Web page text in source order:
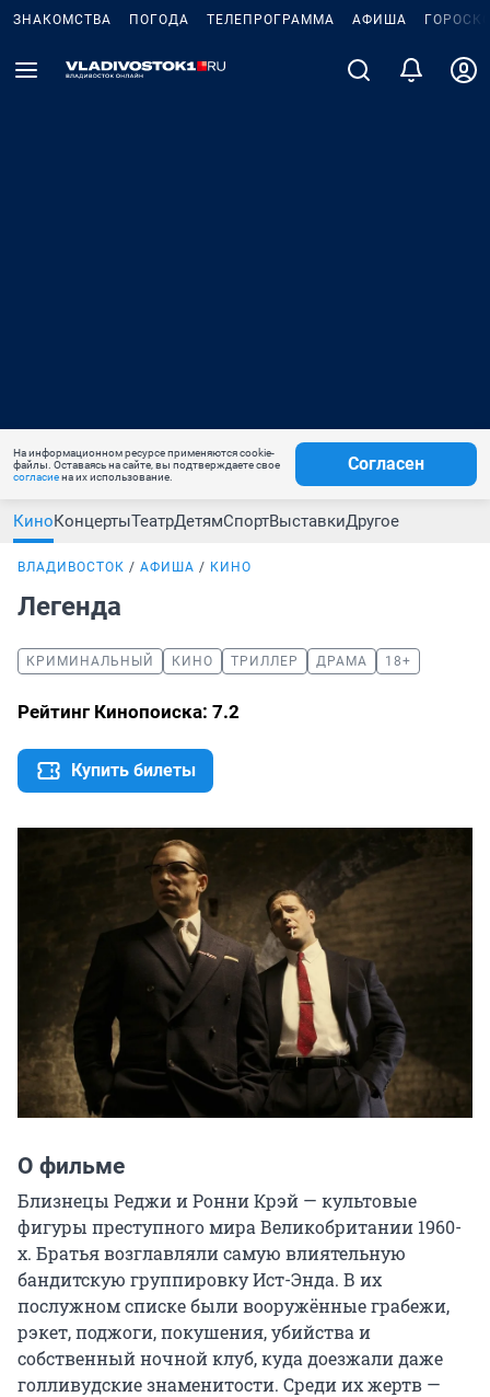
ЗНАКОМСТВА ПОГОДА ТЕЛЕПРОГРАММА АФИША
На информационном ресурсе применяются cookie-
файлы. Оставаясь на сайте, вы подтверждаете свое
согласиена их использование.
Согласен
КиноКонцертыТеатрДетямСпортВыставкиДругое
ВЛАДИВОСТОК АФИША КИНО
Легенда
КРИМИНАЛЬНЫЙ КИНО ТРИЛЛЕР ДРАМА 18+
Рейтинг Кинопоиска: 7.2
Купить билеты
О фильме
Близнецы Реджи и Ронни Крэй — культовые
фигуры преступного мира Великобритании 1960-
х. Братья возглавляли самую влиятельную
бандитскую группировку Ист-Энда. В их
послужном списке были вооружённые грабежи,
рэкет, поджоги, покушения, убийства и
собственный ночной клуб, куда доезжали даже
голливудские знаменитости. Среди их жертв —